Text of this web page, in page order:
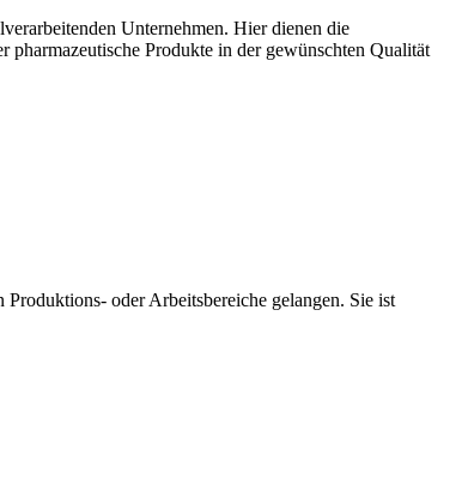
Unternehmen. Hier dienen die
Produkte in der gewünschten Qualität
oder Arbeitsbereiche gelangen. Sie ist